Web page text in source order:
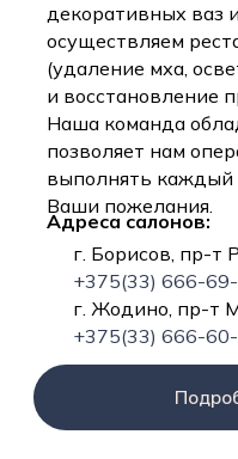
декоративных ваз
осуществляем
(удаление мха,
и восстановление
Наша команда
позволяет нам
выполнять каждый
Ваши пожелания.
Адреса салонов:
г. Борисов, пр-т
+375(33) 666-
г. Жодино, пр-т
+375(33) 666-